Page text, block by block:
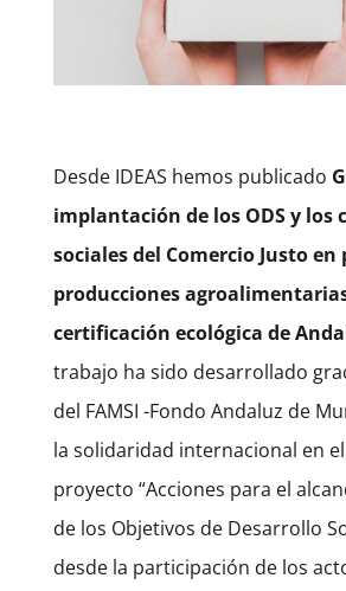
Desde IDEAS hemos publicado
implantación de los ODS y los
sociales del Comercio Justo en
producciones
certificación ecológica de
trabajo ha sido desarrollado
del FAMSI -Fondo Andaluz de
la solidaridad internacional en
proyecto “Acciones para el
de los Objetivos de Desarrollo
desde la participación de los